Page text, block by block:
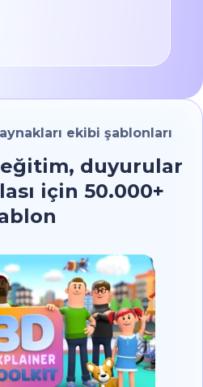
ekibi şablonları
eğitim, duyurular
için 50.000+